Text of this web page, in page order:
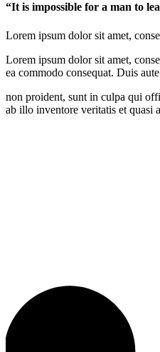
“It is impossible for a man to
Lorem ipsum dolor sit amet,
Lorem ipsum dolor sit amet,
ea commodo consequat. Duis
non proident, sunt in culpa qui
ab illo inventore veritatis et quasi